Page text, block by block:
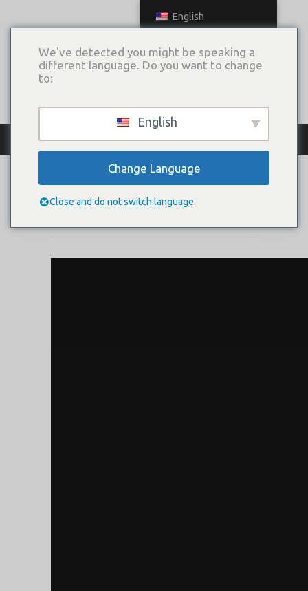
КАТАЛОГ ПЛАТЬЕВ
СТРУКТУРА
English
We've detected you might be speaking a
different language. Do you want to change
to:
English
Change Language
Close and do not switch language